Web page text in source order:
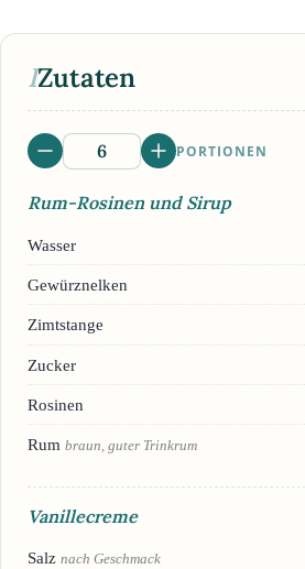
IZutaten
PORTIONEN
Rum-Rosinen und Sirup
Wasser
Gewürznelken
Zimtstange
Zucker
Rosinen
Rum braun, guter Trinkrum
Vanillecreme
Salz nach Geschmack